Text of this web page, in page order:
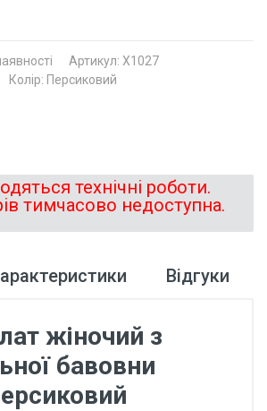
Артикул: Х1027
Колір: Персиковий
технічні роботи.
тимчасово недоступна.
Відгуки
жіночий з
бавовни